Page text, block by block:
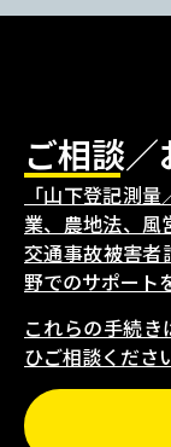
ご相談
「山下登記測
業、農地法、風
交通事故被害者
野でのサポート
これらの手続
ひご相談くださ